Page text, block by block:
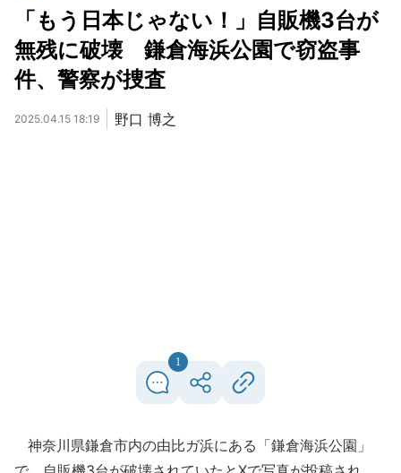
「もう日本じゃない！」自販機3台が
無残に破壊 鎌倉海浜公園で窃盗事
件、警察が捜査
2025.04.15 18:19 野口 博之
1
神奈川県鎌倉市内の由比ガ浜にある「鎌倉海浜公園」